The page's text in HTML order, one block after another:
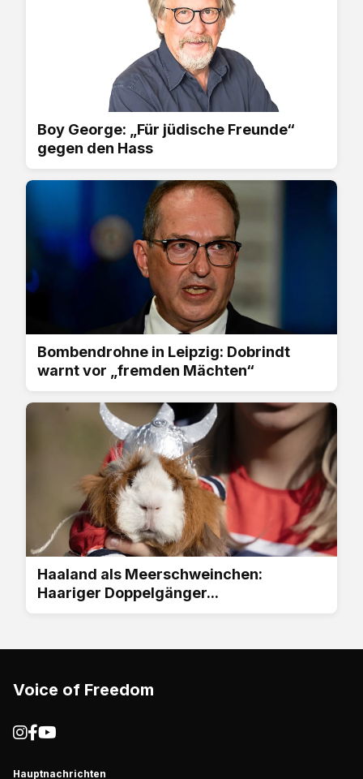
Boy George: „Für jüdische Freunde“
gegen den Hass
Bombendrohne in Leipzig: Dobrindt
warnt vor „fremden Mächten“
Haaland als Meerschweinchen:
Haariger Doppelgänger...
Voice of Freedom
Hauptnachrichten